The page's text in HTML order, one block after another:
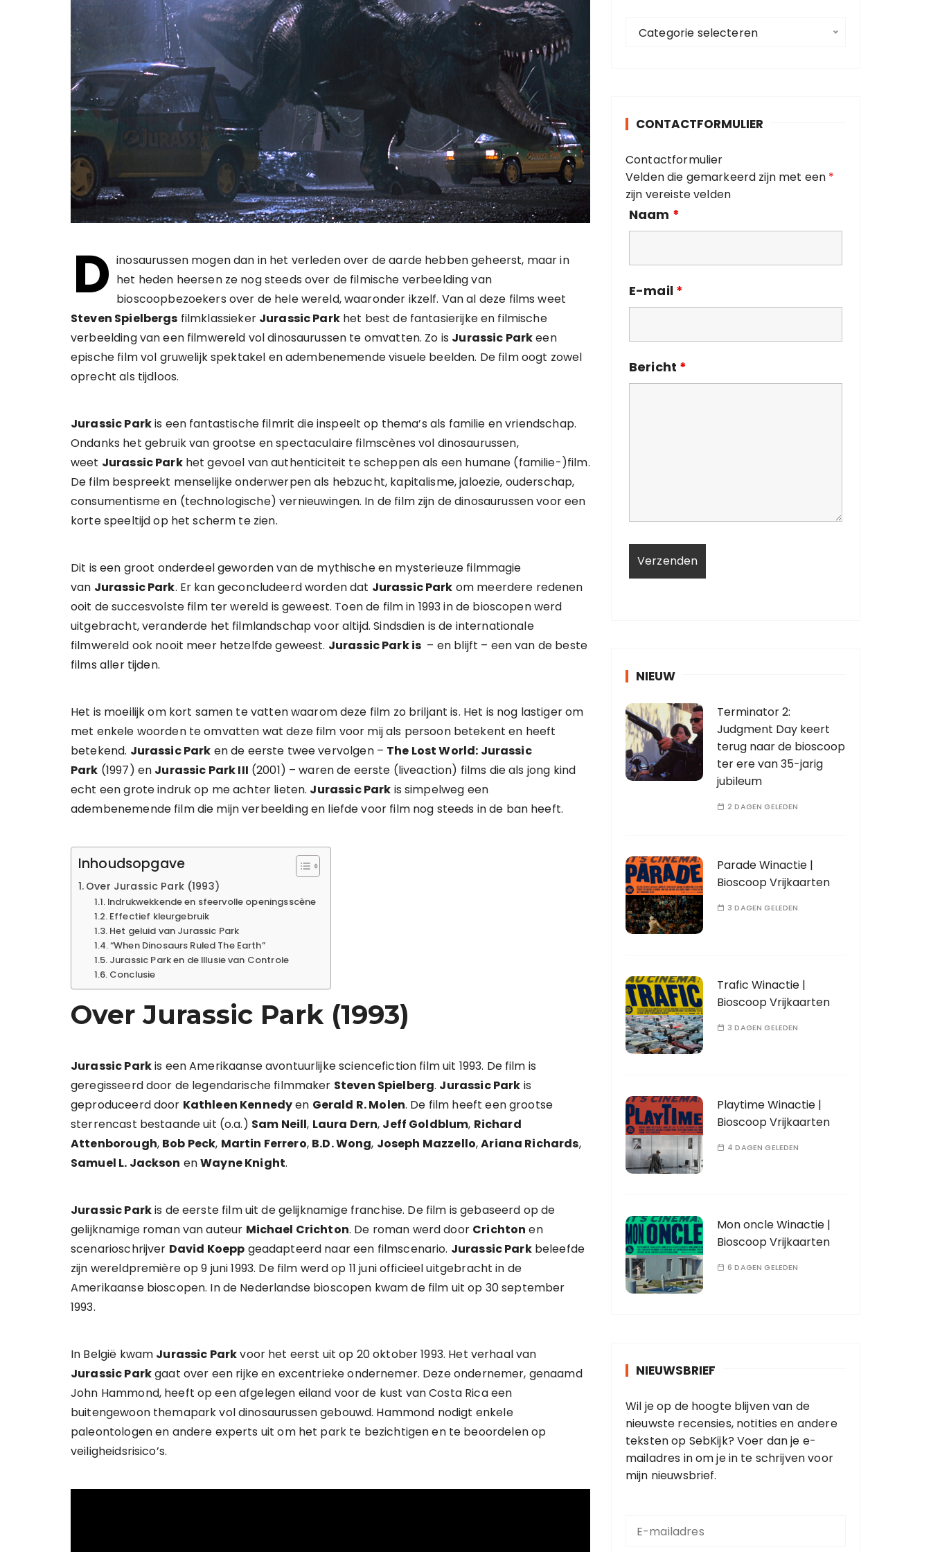
D inosaurussen mogen dan in het verleden over de aarde hebben geheerst, maar in
het heden heersen ze nog steeds over de filmische verbeelding van
bioscoopbezoekers over de hele wereld, waaronder ikzelf. Van al deze films weet
Steven Spielbergs filmklassieker Jurassic Parkhet best de fantasierijke en filmische
verbeelding van een filmwereld vol dinosaurussen te omvatten. Zo is Jurassic Parkeen
epische film vol gruwelijk spektakel en adembenemende visuele beelden. De film oogt zowel
oprecht als tijdloos.
Jurassic Parkis een fantastische filmrit die inspeelt op thema’s als familie en vriendschap.
Ondanks het gebruik van grootse en spectaculaire filmscènes vol dinosaurussen,
weet Jurassic Parkhet gevoel van authenticiteit te scheppen als een humane (familie-)film.
De film bespreekt menselijke onderwerpen als hebzucht, kapitalisme, jaloezie, ouderschap,
consumentisme en (technologische) vernieuwingen. In de film zijn de dinosaurussen voor een
korte speeltijd op het scherm te zien.
Dit is een groot onderdeel geworden van de mythische en mysterieuze filmmagie
van Jurassic Park. Er kan geconcludeerd worden dat Jurassic Park om meerdere redenen
ooit de succesvolste film ter wereld is geweest. Toen de film in 1993 in de bioscopen werd
uitgebracht, veranderde het filmlandschap voor altijd. Sindsdien is de internationale
filmwereld ook nooit meer hetzelfde geweest. Jurassic Park is – en blijft – een van de beste
films aller tijden.
Het is moeilijk om kort samen te vatten waarom deze film zo briljant is. Het is nog lastiger om
met enkele woorden te omvatten wat deze film voor mij als persoon betekent en heeft
betekend. Jurassic Park en de eerste twee vervolgen – The Lost World: Jurassic
Park (1997) en Jurassic Park III (2001) – waren de eerste (liveaction) films die als jong kind
echt een grote indruk op me achter lieten. Jurassic Park is simpelweg een
adembenemende film die mijn verbeelding en liefde voor film nog steeds in de ban heeft.
Inhoudsopgave
Over Jurassic Park (1993)
Indrukwekkende en sfeervolle openingsscène
Effectief kleurgebruik
Het geluid van Jurassic Park
“When Dinosaurs Ruled The Earth”
Jurassic Park en de Illusie van Controle
Conclusie
Over Jurassic Park (1993)
Jurassic Parkis een Amerikaanse avontuurlijke sciencefiction film uit 1993. De film is
geregisseerd door de legendarische filmmaker Steven Spielberg. Jurassic Park is
geproduceerd door Kathleen Kennedyen Gerald R. Molen. De film heeft een grootse
sterrencast bestaande uit (o.a.) Sam Neill, Laura Dern, Jeff Goldblum, Richard
Attenborough, Bob Peck, Martin Ferrero, B.D. Wong, Joseph Mazzello,Ariana Richards,
Samuel L. Jackson enWayne Knight.
Jurassic Parkis de eerste film uit de gelijknamige franchise. De film is gebaseerd op de
gelijknamige roman van auteur Michael Crichton. De roman werd door Crichton en
scenarioschrijver David Koepp geadapteerd naar een filmscenario. Jurassic Parkbeleefde
zijn wereldpremière op 9 juni 1993. De film werd op 11 juni officieel uitgebracht in de
Amerikaanse bioscopen. In de Nederlandse bioscopen kwam de film uit op 30 september
1993.
In België kwam Jurassic Parkvoor het eerst uit op 20 oktober 1993. Het verhaal van
Jurassic Parkgaat over een rijke en excentrieke ondernemer. Deze ondernemer, genaamd
John Hammond, heeft op een afgelegen eiland voor de kust van Costa Rica een
buitengewoon themapark vol dinosaurussen gebouwd. Hammond nodigt enkele
paleontologen en andere experts uit om het park te bezichtigen en te beoordelen op
veiligheidsrisico’s.
r
e
ë
n
Categorie selecteren
CONTACTFORMULIER
Contactformulier
Velden die gemarkeerd zijn met een *
zijn vereiste velden
Naam *
E-mail *
Bericht *
NIEUW
Terminator 2:
Judgment Day keert
terug naar de bioscoop
ter ere van 35-jarig
jubileum
2 DAGEN GELEDEN
Parade Winactie |
Bioscoop Vrijkaarten
3 DAGEN GELEDEN
Trafic Winactie |
Bioscoop Vrijkaarten
3 DAGEN GELEDEN
Playtime Winactie |
Bioscoop Vrijkaarten
4 DAGEN GELEDEN
Mon oncle Winactie |
Bioscoop Vrijkaarten
6 DAGEN GELEDEN
NIEUWSBRIEF
Wil je op de hoogte blijven van de
nieuwste recensies, notities en andere
teksten op SebKijk? Voer dan je e-
mailadres in om je in te schrijven voor
mijn nieuwsbrief.